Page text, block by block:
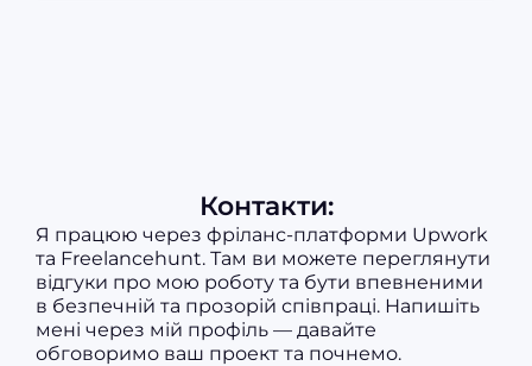
Контакти:
Я працюю через фріланс-платформи Upwork
та Freelancehunt. Там ви можете переглянути
відгуки про мою роботу та бути впевненими
в безпечній та прозорій співпраці. Напишіть
мені через мій профіль — давайте
обговоримо ваш проект та почнемо.